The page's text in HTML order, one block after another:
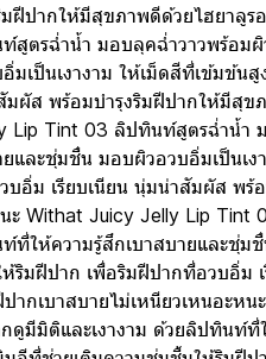
ฝีปากให้มีสุขภาพดีด้วยไฮยาลู
ตรฉ่ำน้ำ มอบลุคฉ่ำวาวพร้อม
เป็นเงางาม ให้เม็ดสีที่เข้ม
ผัส พร้อมบำรุงริมฝีปากให้มีสุ
Lip Tint 03 ลิปทินท์สูตรฉ่ำน้ำ
และชุ่มชื่น มอบผิวอวบอิ่มเป็น
อิ่ม เรียบเนียน นุ่มน่าสัมผัส พ
ะ Withat Juicy Jelly Lip
ที่ให้ความรู้สึกเบาสบายและ
มฝีปาก เพื่อริมฝีปากที่อวบอิ่ม
ากเบาสบายไม่เหนียวเหนอะ
มีมิติและเงางาม ด้วยลิปทินท์